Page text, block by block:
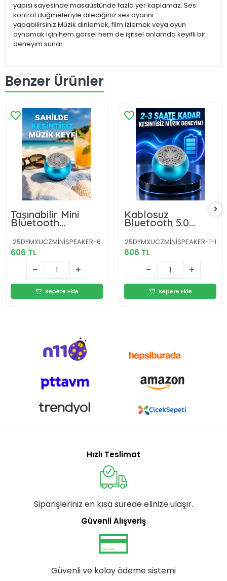
yapısı sayesinde masaüstünde fazla yer kaplamaz. Ses
kontrol düğmeleriyle dilediğiniz ses ayarını
yapabilirsiniz.Müzik dinlemek, film izlemek veya oyun
oynamak için hem görsel hem de işitsel anlamda keyifli bir
deneyim sunar.
Benzer Ürünler
Taşınabilir Mini
Bluetooth
Hoparlör 9m
Menzil Dahili
Mikrofon Yeni
Nesil
25DYMXUCZMİNİSPEAKER-6
606 TL
Sepete Ekle
Kablosuz
Bluetooth 5.0
Hoparlör |
Kompakt ve Güçlü
Ses Yeni Nesil
25DYMXUCZMİNİSPEAKER-1-1
606 TL
Sepete Ekle
Hızlı Teslimat
Siparişleriniz en kısa sürede elinize ulaşır.
Güvenli Alışveriş
Güvenli ve kolay ödeme sistemi